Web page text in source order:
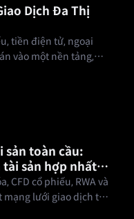
Dịch Đa Thị
tiền điện tử, ngoại
vào một nền tảng,
hoạt chuyển đổi
sản toàn cầu:
tài sản hợp nhất
CFD cổ phiếu, RWA và
mạng lưới giao dịch tài
quỹ tiền mở ra mọi